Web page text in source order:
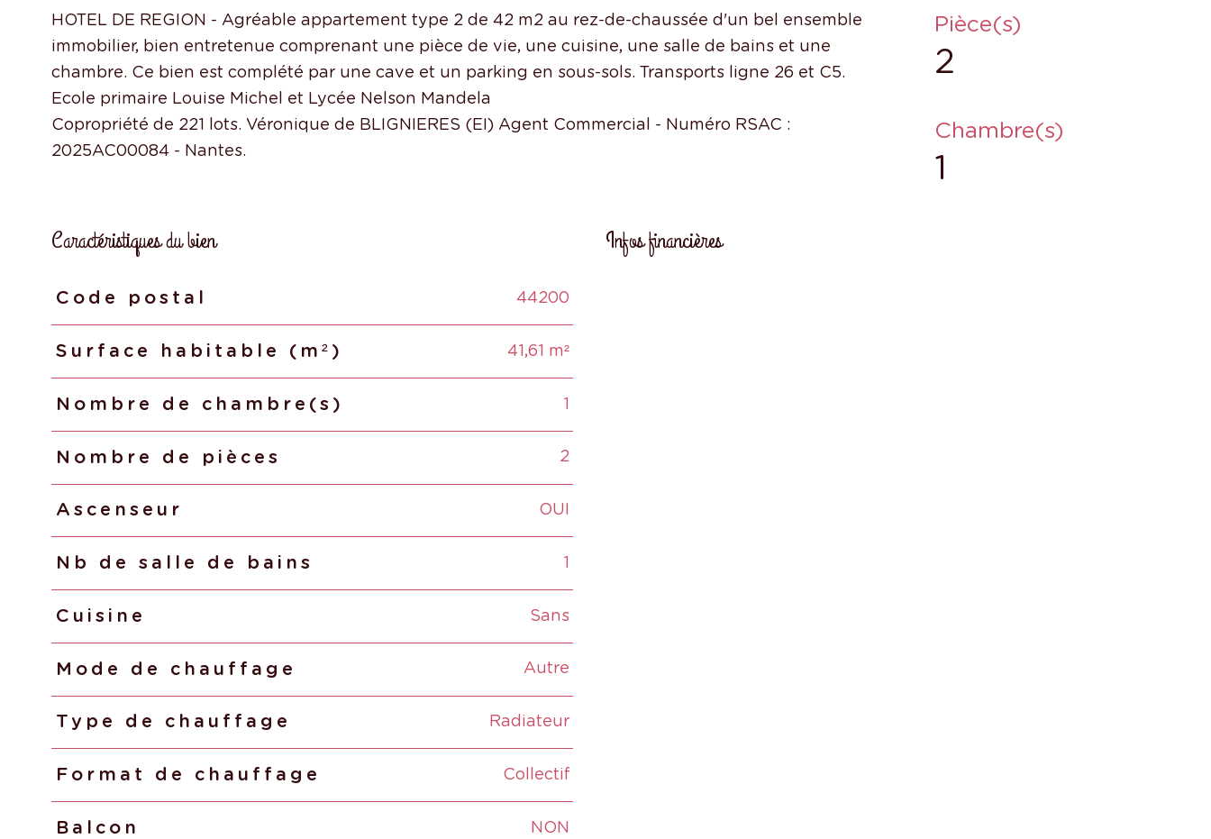
HOTEL DE REGION - Agréable appartement type 2 de 42 m2 au rez-de-chaussée d'un bel ensemble
immobilier, bien entretenue comprenant une pièce de vie, une cuisine, une salle de bains et une
chambre. Ce bien est complété par une cave et un parking en sous-sols. Transports ligne 26 et C5.
Ecole primaire Louise Michel et Lycée Nelson Mandela
Copropriété de 221 lots. Véronique de BLIGNIERES (EI) Agent Commercial - Numéro RSAC :
Pièce(s)
2
Chambre(s)
1
Caractéristiques du bien
Caractéristiques Valeurs
Code postal 44200
Surface habitable (m²) 41,61 m²
Nombre de chambre(s) 1
Nombre de pièces 2
Ascenseur OUI
Nb de salle de bains 1
Cuisine Sans
Mode de chauffage Autre
Type de chauffage Radiateur
Format de chauffage Collectif
Balcon NON
Infos financières